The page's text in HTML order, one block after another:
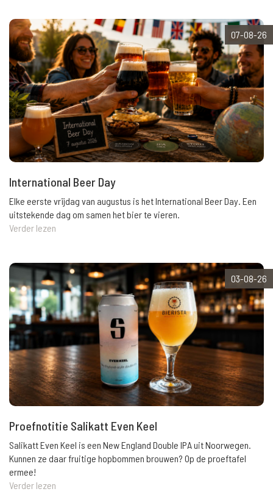
07-08-26
International Beer Day
Elke eerste vrijdag van augustus is het International Beer Day. Een
uitstekende dag om samen het bier te vieren.
Verder lezen
03-08-26
Proefnotitie Salikatt Even Keel
Salikatt Even Keel is een New England Double IPA uit Noorwegen.
Kunnen ze daar fruitige hopbommen brouwen? Op de proeftafel
ermee!
Verder lezen